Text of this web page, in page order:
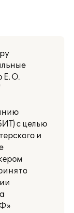
Е. О.
с целью
и